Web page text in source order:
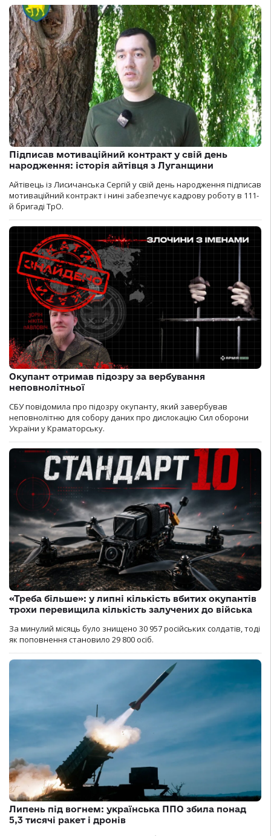
Підписав мотиваційний контракт у свій день
народження: історія айтівця з Луганщини
Айтівець із Лисичанська Сергій у свій день народження підписав
мотиваційний контракт і нині забезпечує кадрову роботу в 111-
й бригаді ТрО.
Окупант отримав підозру за вербування
неповнолітньої
СБУ повідомила про підозру окупанту, який завербував
неповнолітню для собору даних про дислокацію Сил оборони
України у Краматорську.
«Треба більше»: у липні кількість вбитих окупантів
трохи перевищила кількість залучених до війська
За минулий місяць було знищено 30 957 російських солдатів, тоді
як поповнення становило 29 800 осіб.
Липень під вогнем: українська ППО збила понад
5,3 тисячі ракет і дронів